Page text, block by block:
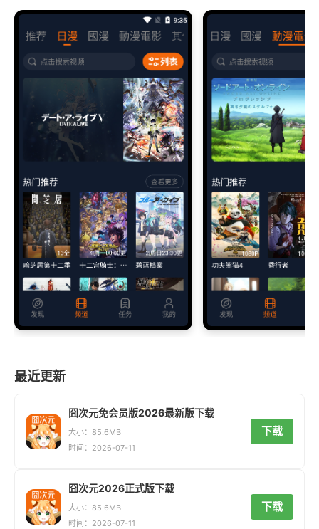
最近更新
囧次元免会员版2026最新版下载
大小：85.6MB
时间：2026-07-11
下载
囧次元2026正式版下载
大小：85.6MB
时间：2026-07-11
下载